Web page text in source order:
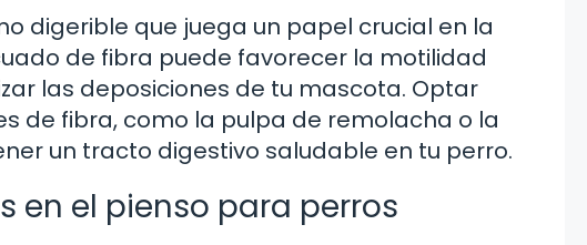
digerible que juega un papel crucial en la
de fibra puede favorecer la motilidad
las deposiciones de tu mascota. Optar
de fibra, como la pulpa de remolacha o la
un tracto digestivo saludable en tu perro.
en el pienso para perros